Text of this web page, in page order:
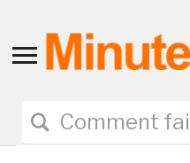
Toggle
navigation